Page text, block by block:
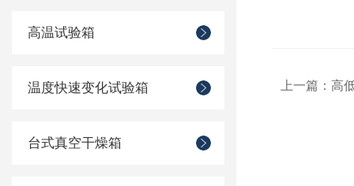
高温试验箱
温度快速变化试验箱
台式真空干燥箱
上一篇： 高